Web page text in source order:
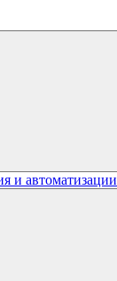
и автоматизации